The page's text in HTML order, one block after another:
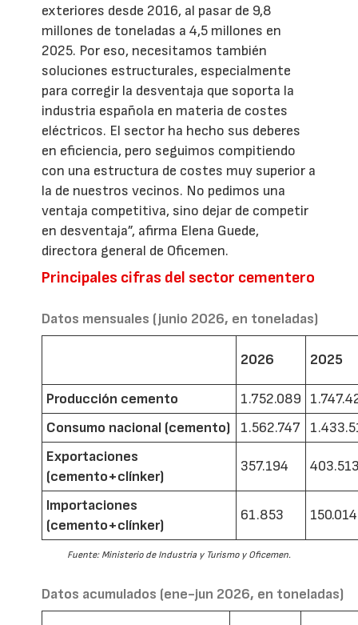
exteriores desde 2016, al pasar de 9,8
millones de toneladas a 4,5 millones en
2025. Por eso, necesitamos también
soluciones estructurales, especialmente
para corregir la desventaja que soporta la
industria española en materia de costes
eléctricos. El sector ha hecho sus deberes
en eficiencia, pero seguimos compitiendo
con una estructura de costes muy superior a
la de nuestros vecinos. No pedimos una
ventaja competitiva, sino dejar de competir
en desventaja”, afirma Elena Guede,
directora general de Oficemen.
Principales cifras del sector cementero
Datos mensuales (junio 2026, en toneladas)
2026 2025
Producción cemento 1.752.089
Consumo nacional (cemento)
1.562.747
Exportaciones
(cemento+clínker)
357.194
Importaciones
(cemento+clínker)
61.853 150.014
Fuente: Ministerio de Industria y Turismo y Oficemen.
Datos acumulados (ene-jun 2026, en toneladas)